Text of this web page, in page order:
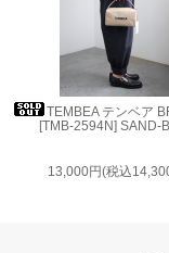
TEMBEA テンベア
[TMB-2594N] SAND-
13,000円(税込